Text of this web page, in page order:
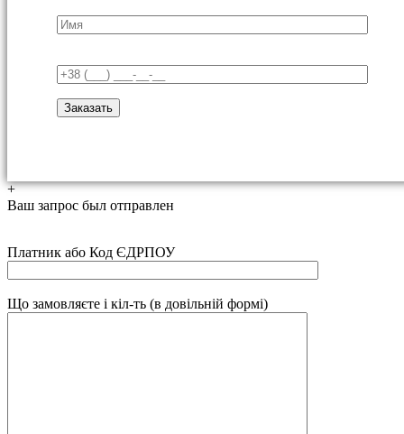
+
Ваш запрос был отправлен
Платник або Код ЄДРПОУ
Що замовляєте і кіл-ть (в довільній формі)